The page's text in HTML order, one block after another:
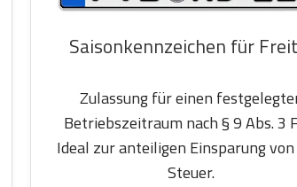
Saisonkennzeichen für
Zulassung für einen
Betriebszeitraum nach § 9 Abs. 3
Ideal zur anteiligen Einsparung
Steuer.